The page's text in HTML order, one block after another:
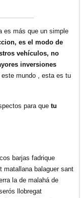
es más que un simple
es el modo de
vehículos, no
inversiones
mundo , esta es tu
para quetu
barjas fadrique
matallana balaguer sant
la de malahá de
llobregat